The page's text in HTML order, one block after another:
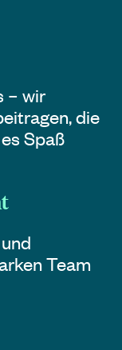
– wir
die
Spaß
Team